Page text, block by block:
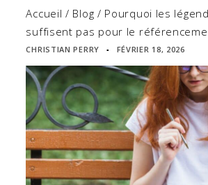
Accueil / Blog / Pourquoi les
suffisent pas pour le
CHRISTIAN PERRY ▪ FÉVRIER 18, 2026